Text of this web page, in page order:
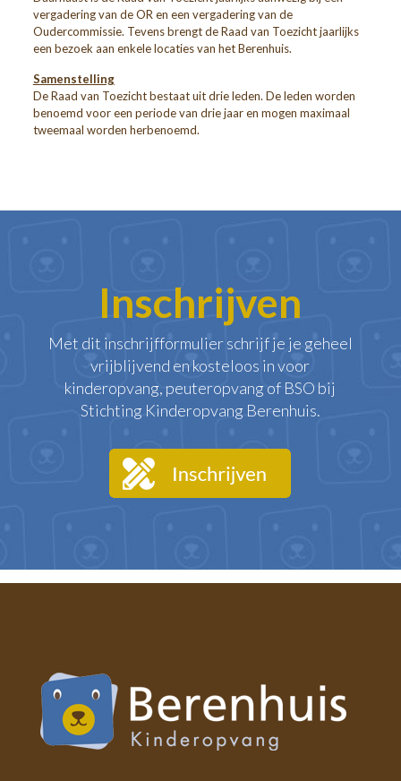
vergadering van de OR en een vergadering van de
Oudercommissie. Tevens brengt de Raad van Toezicht jaarlijks
een bezoek aan enkele locaties van het Berenhuis.
Samenstelling
De Raad van Toezicht bestaat uit drie leden. De leden worden
benoemd voor een periode van drie jaar en mogen maximaal
tweemaal worden herbenoemd.
Inschrijven
Met dit inschrijfformulier schrijf je je geheel
vrijblijvend en kosteloos in voor
kinderopvang, peuteropvang of BSO bij
Stichting Kinderopvang Berenhuis.